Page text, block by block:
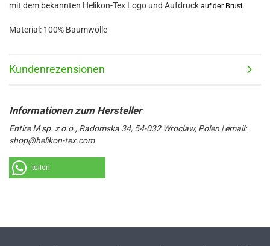
mit dem bekannten Helikon-Tex Logo und Aufdruck auf der Brust.
Material: 100% Baumwolle
Kundenrezensionen
Entire M sp. z o.o., Radomska 34, 54-032 Wroclaw, Polen | email:
shop@helikon-tex.com
teilen